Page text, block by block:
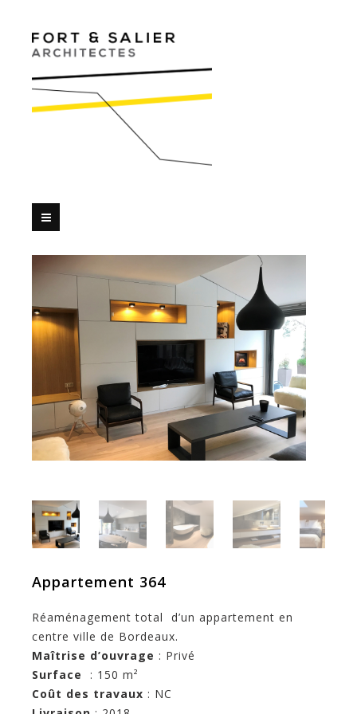
Appartement 364
Réaménagement total d’un appartement en
centre ville de Bordeaux.
Maîtrise d’ouvrage : Privé
Surface
: 150 m²
Coût des travaux : NC